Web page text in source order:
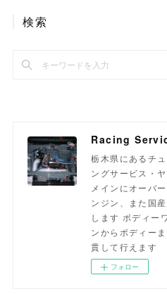
検索
栃木県にあるチ
ングサービス・
メインにオーバ
ンジン、また国
します ボディー
ンからボディー
貫して行えます
フォロー